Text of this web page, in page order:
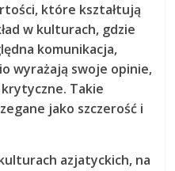
które kształtują
w kulturach, gdzie
komunikacja,
wyrażają swoje opinie,
Takie
jako szczerość i
azjatyckich, na